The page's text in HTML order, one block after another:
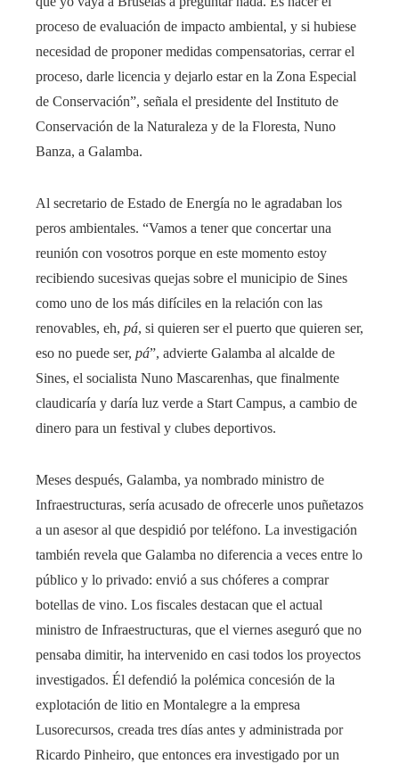
proceso de evaluación de impacto ambiental, y si hubiese
necesidad de proponer medidas compensatorias, cerrar el
proceso, darle licencia y dejarlo estar en la Zona Especial
de Conservación”, señala el presidente del Instituto de
Conservación de la Naturaleza y de la Floresta, Nuno
Banza, a Galamba.
Al secretario de Estado de Energía no le agradaban los
peros ambientales. “Vamos a tener que concertar una
reunión con vosotros porque en este momento estoy
recibiendo sucesivas quejas sobre el municipio de Sines
como uno de los más difíciles en la relación con las
renovables, eh, pá, si quieren ser el puerto que quieren ser,
eso no puede ser, pá”, advierte Galamba al alcalde de
Sines, el socialista Nuno Mascarenhas, que finalmente
claudicaría y daría luz verde a Start Campus, a cambio de
dinero para un festival y clubes deportivos.
Meses después, Galamba, ya nombrado ministro de
Infraestructuras, sería acusado de ofrecerle unos puñetazos
a un asesor al que despidió por teléfono. La investigación
también revela que Galamba no diferencia a veces entre lo
público y lo privado: envió a sus chóferes a comprar
botellas de vino. Los fiscales destacan que el actual
ministro de Infraestructuras, que el viernes aseguró que no
pensaba dimitir, ha intervenido en casi todos los proyectos
investigados. Él defendió la polémica concesión de la
explotación de litio en Montalegre a la empresa
Lusorecursos, creada tres días antes y administrada por
Ricardo Pinheiro, que entonces era investigado por un